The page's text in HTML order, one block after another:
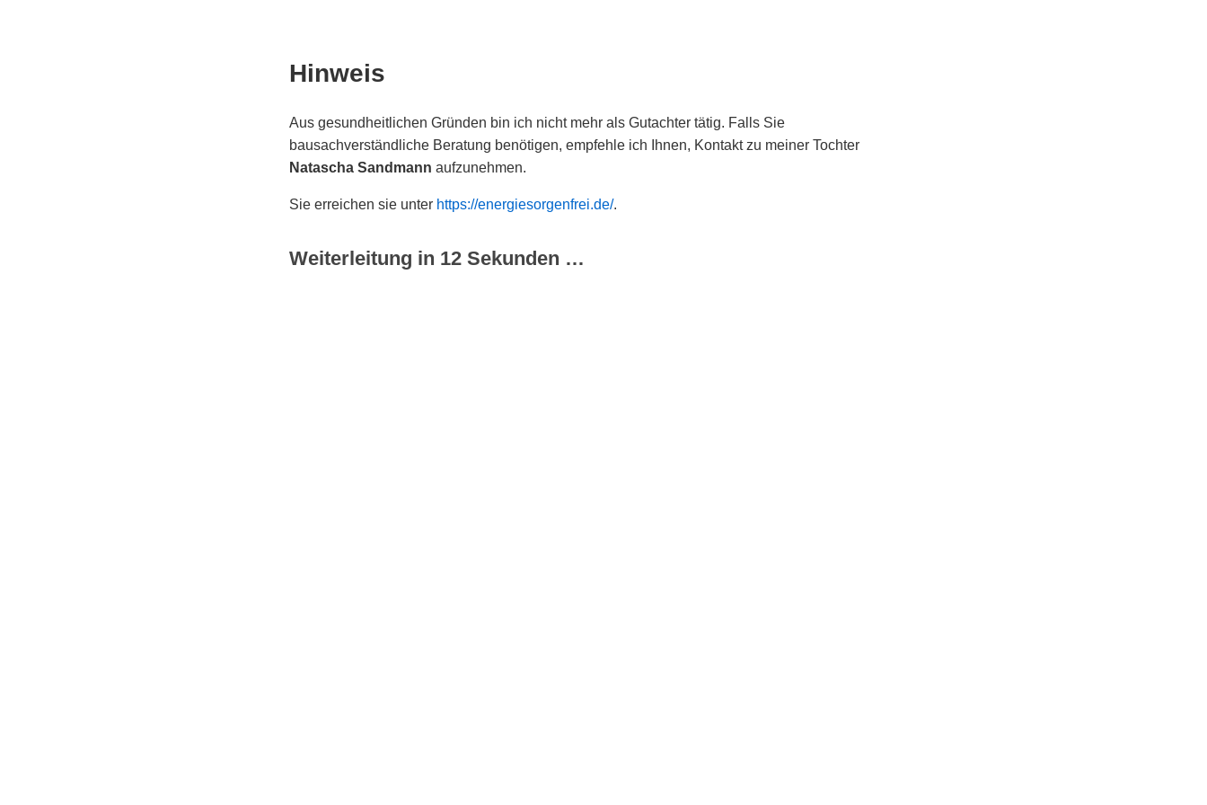
Hinweis
Aus gesundheitlichen Gründen bin ich nicht mehr als Gutachter tätig. Falls Sie
bausachverständliche Beratung benötigen, empfehle ich Ihnen, Kontakt zu meiner Tochter
Natascha Sandmann aufzunehmen.
Sie erreichen sie unter https://energiesorgenfrei.de/.
Weiterleitung in 12 Sekunden …